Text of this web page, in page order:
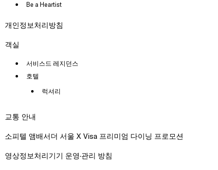
Be a Heartist
개인정보처리방침
객실
서비스드 레지던스
호텔
럭셔리
교통 안내
소피텔 앰배서더 서울 X Visa 프리미엄 다이닝 프로모션
영상정보처리기기 운영·관리 방침